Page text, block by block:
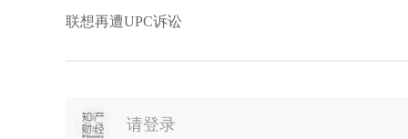
联想再遭UPC诉讼
请登录